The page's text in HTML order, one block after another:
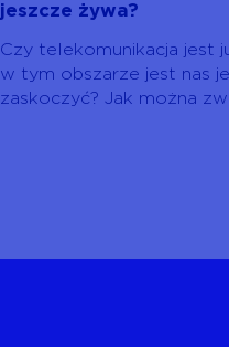
jeszcze żywa?
Czy telekomunikacja jest
w tym obszarze jest nas
zaskoczyć? Jak można